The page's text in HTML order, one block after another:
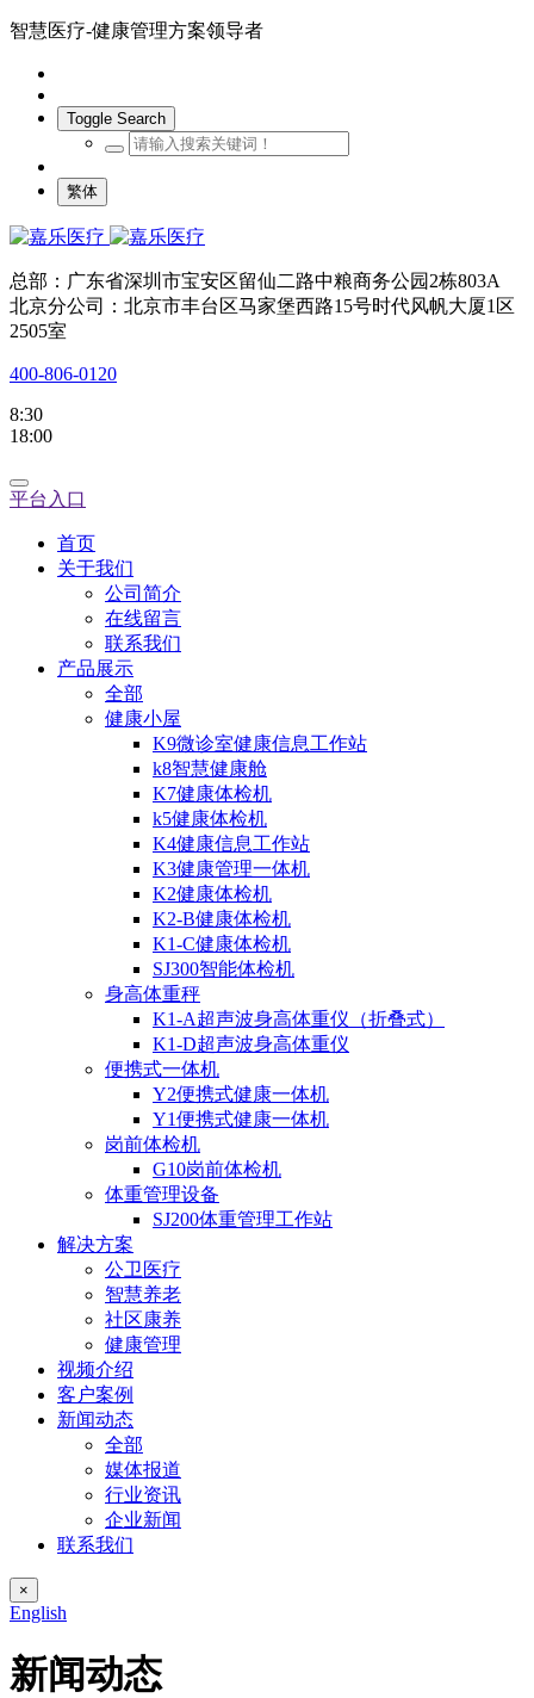
智慧医疗-健康管理方案领导者
Toggle Search
繁体
总部：广东省深圳市宝安区留仙二路中粮商务公园2栋803A
北京分公司：北京市丰台区马家堡西路15号时代风帆大厦1区
2505室
400-806-0120
8:30
18:00
平台入口
首页
关于我们
公司简介
在线留言
联系我们
产品展示
全部
健康小屋
K9微诊室健康信息工作站
k8智慧健康舱
K7健康体检机
k5健康体检机
K4健康信息工作站
K3健康管理一体机
K2健康体检机
K2-B健康体检机
K1-C健康体检机
SJ300智能体检机
身高体重秤
K1-A超声波身高体重仪（折叠式）
K1-D超声波身高体重仪
便携式一体机
Y2便携式健康一体机
Y1便携式健康一体机
岗前体检机
G10岗前体检机
体重管理设备
SJ200体重管理工作站
解决方案
公卫医疗
智慧养老
社区康养
健康管理
视频介绍
客户案例
新闻动态
全部
媒体报道
行业资讯
企业新闻
联系我们
×
English
新闻动态